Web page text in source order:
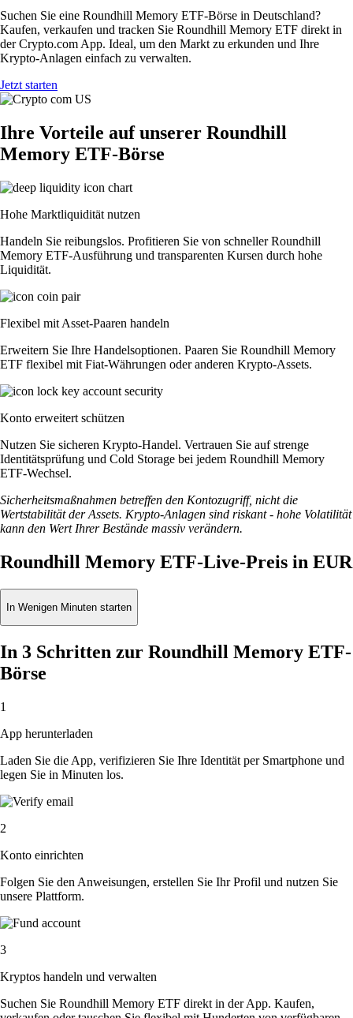
Suchen Sie eine Roundhill Memory ETF-Börse in Deutschland?
Kaufen, verkaufen und tracken Sie Roundhill Memory ETF direkt in
der Crypto.com App. Ideal, um den Markt zu erkunden und Ihre
Krypto-Anlagen einfach zu verwalten.
Jetzt starten
Ihre Vorteile auf unserer Roundhill
Memory ETF-Börse
Hohe Marktliquidität nutzen
Handeln Sie reibungslos. Profitieren Sie von schneller Roundhill
Memory ETF-Ausführung und transparenten Kursen durch hohe
Liquidität.
Flexibel mit Asset-Paaren handeln
Erweitern Sie Ihre Handelsoptionen. Paaren Sie Roundhill Memory
ETF flexibel mit Fiat-Währungen oder anderen Krypto-Assets.
Konto erweitert schützen
Nutzen Sie sicheren Krypto-Handel. Vertrauen Sie auf strenge
Identitätsprüfung und Cold Storage bei jedem Roundhill Memory
ETF-Wechsel.
Sicherheitsmaßnahmen betreffen den Kontozugriff, nicht die
Wertstabilität der Assets. Krypto-Anlagen sind riskant - hohe Volatilität
kann den Wert Ihrer Bestände massiv verändern.
Roundhill Memory ETF-Live-Preis in EUR
In Wenigen Minuten starten
In 3 Schritten zur Roundhill Memory ETF-
Börse
1
App herunterladen
Laden Sie die App, verifizieren Sie Ihre Identität per Smartphone und
legen Sie in Minuten los.
2
Konto einrichten
Folgen Sie den Anweisungen, erstellen Sie Ihr Profil und nutzen Sie
unsere Plattform.
3
Kryptos handeln und verwalten
Suchen Sie Roundhill Memory ETF direkt in der App. Kaufen,